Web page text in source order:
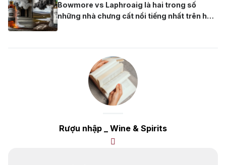
cầu, ngày càng có nhiều lựa chọn tuyệt vời
với mức giá phải […]
Bowmore vs Laphroaig là hai trong số
những nhà chưng cất nổi tiếng nhất trên hòn
Đối với những người yêu thích whisky, cuộc
tranh luận về việc chai nào mang đến trải
nghiệm khói mạnh mẽ hơn […]
Rượu nhập _ Wine & Spirits